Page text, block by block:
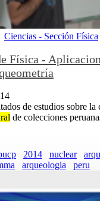
Ciencias - Sección Física
Física -
de estudios sobre la
de colecciones
2014 nuclear
arqueologia peru